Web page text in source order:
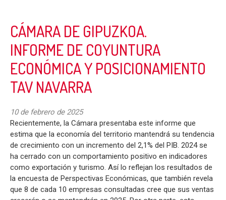
CÁMARA DE GIPUZKOA.
INFORME DE COYUNTURA
ECONÓMICA Y POSICIONAMIENTO
TAV NAVARRA
10 de febrero de 2025
Recientemente, la Cámara presentaba este informe que
estima que la economía del territorio mantendrá su tendencia
de crecimiento con un incremento del 2,1% del PIB. 2024 se
ha cerrado con un comportamiento positivo en indicadores
como exportación y turismo. Así lo reflejan los resultados de
la encuesta de Perspectivas Económicas, que también revela
que 8 de cada 10 empresas consultadas cree que sus ventas